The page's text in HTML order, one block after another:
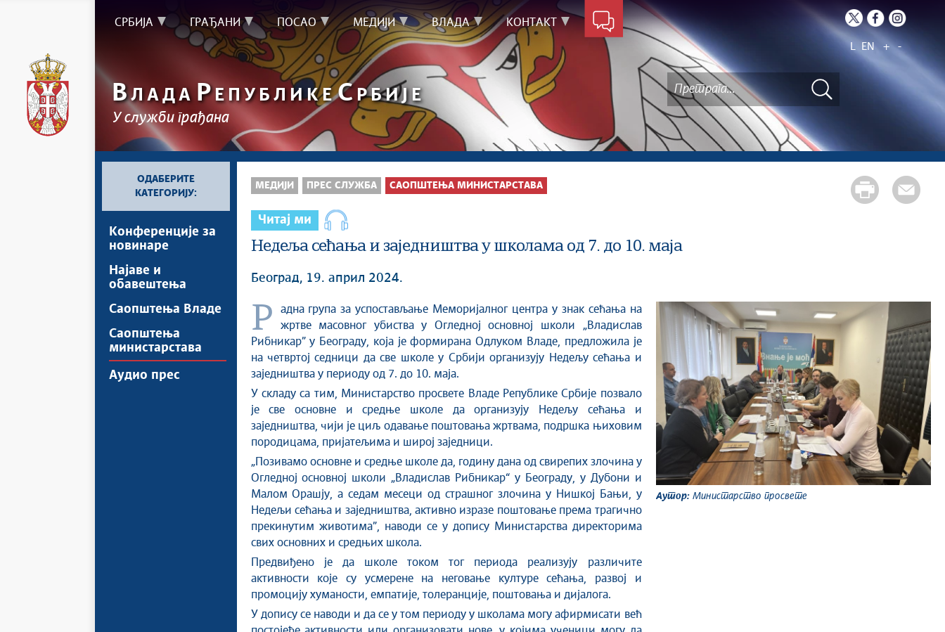
СРБИЈА ГРАЂАНИ ПОСАО МЕДИЈИ ВЛАДА КОНТАКТ
L EN + -
ВЛАДА Р ЕПУБЛИКЕС РБИЈЕ
У служби грађана
ОДАБЕРИТЕ
КАТЕГОРИЈУ:
Kонференцијe за
новинаре
Најавe и
обавештења
Саопштења Владе
Саопштења
министарстава
Аудио прес
МЕДИЈИ ПРЕС СЛУЖБА САОПШТЕЊА МИНИСТАРСТАВА
Читај ми
Недеља сећања и заједништва у школама од 7. до 10. маја
Београд, 19. април 2024.
Раднa групa за успостављање Меморијалног центра у знак сећања на
жртве масовног убиства у Огледној основној школи „Владислав
Рибникар” у Београду, која је формирана Одлуком Владе, предложила је
на четвртој седници да све школе у Србији организују Недељу сећања и
заједништва у периоду од 7. до 10. маја.
У складу са тим, Министарство просвете Владе Републике Србије позвало
је све основне и средње школе да организују Недељу сећања и
заједништва, чији је циљ одавање поштовања жртвама, подршка њиховим
породицама, пријатељима и широј заједници.
„Позивамо основне и средње школе да, годину дана од свирепих злочина у
Огледној основној школи „Владислав Рибникар“ у Београду, у Дубони и
Малом Орашју, а седам месеци од страшног злочина у Нишкој Бањи, у
Недељи сећања и заједништва, активно изразе поштовање према трагично
прекинутим животима”, наводи се у допису Министарства директорима
свих основних и средњих школа.
Предвиђено је да школе током тог периода реализују различите
активности које су усмерене на неговање културе сећања, развој и
промоцију хуманости, емпатије, толеранције, поштовања и дијалога.
У допису се наводи и да се у том периоду у школама могу афирмисати већ
Аутор: Министарство просвете